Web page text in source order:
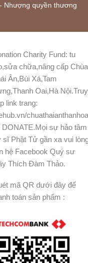
Nhượng quyền thương
Charity Fund: tu
chữa,nâng cấp Chùa
Ân,Bùi Xá,Tam
Oai,Hà Nội.Truy
link trang:
DONATE.Mọi sự hảo tâm
sĩ Phật Tử gần xa vui
hệ Facebook Quý sư
Thích Đàm Thảo.
mã QR dưới đây để
toán sản phẩm :